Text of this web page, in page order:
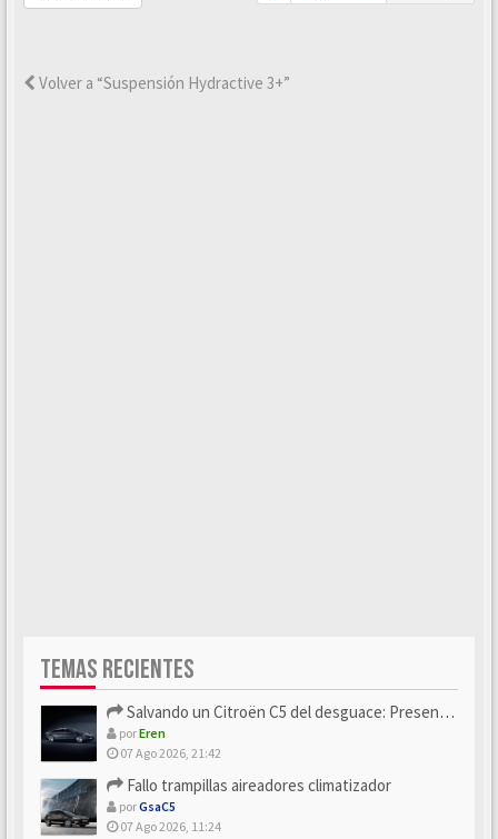
Volver a “Suspensión Hydractive 3+”
TEMAS RECIENTES
Salvando un Citroën C5 del desguace: Presentación y seguimiento
porEren
07 Ago 2026, 21:42
Fallo trampillas aireadores climatizador
porGsaC5
07 Ago 2026, 11:24